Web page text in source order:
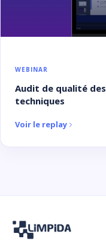
WEBINAR
Audit de qualité
techniques
Voir le replay